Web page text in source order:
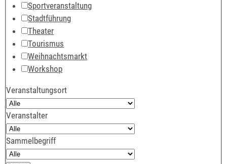
Sportveranstaltung
Stadtführung
Theater
Tourismus
Weihnachtsmarkt
Workshop
Veranstaltungsort
Veranstalter
Sammelbegriff